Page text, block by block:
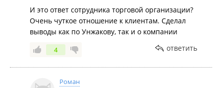
И это ответ сотрудника торговой организации?
Очень чуткое отношение к клиентам. Сделал
выводы как по Унжакову, так и о компании
4 ответить
Роман